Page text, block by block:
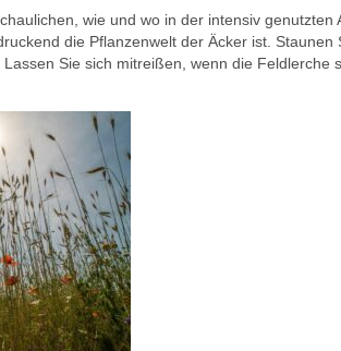
wie und wo in der intensiv genutzten
die Pflanzenwelt der Äcker ist.
Sie sich mitreißen, wenn die Feldlerche